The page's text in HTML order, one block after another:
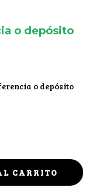
o depósito
o depósito